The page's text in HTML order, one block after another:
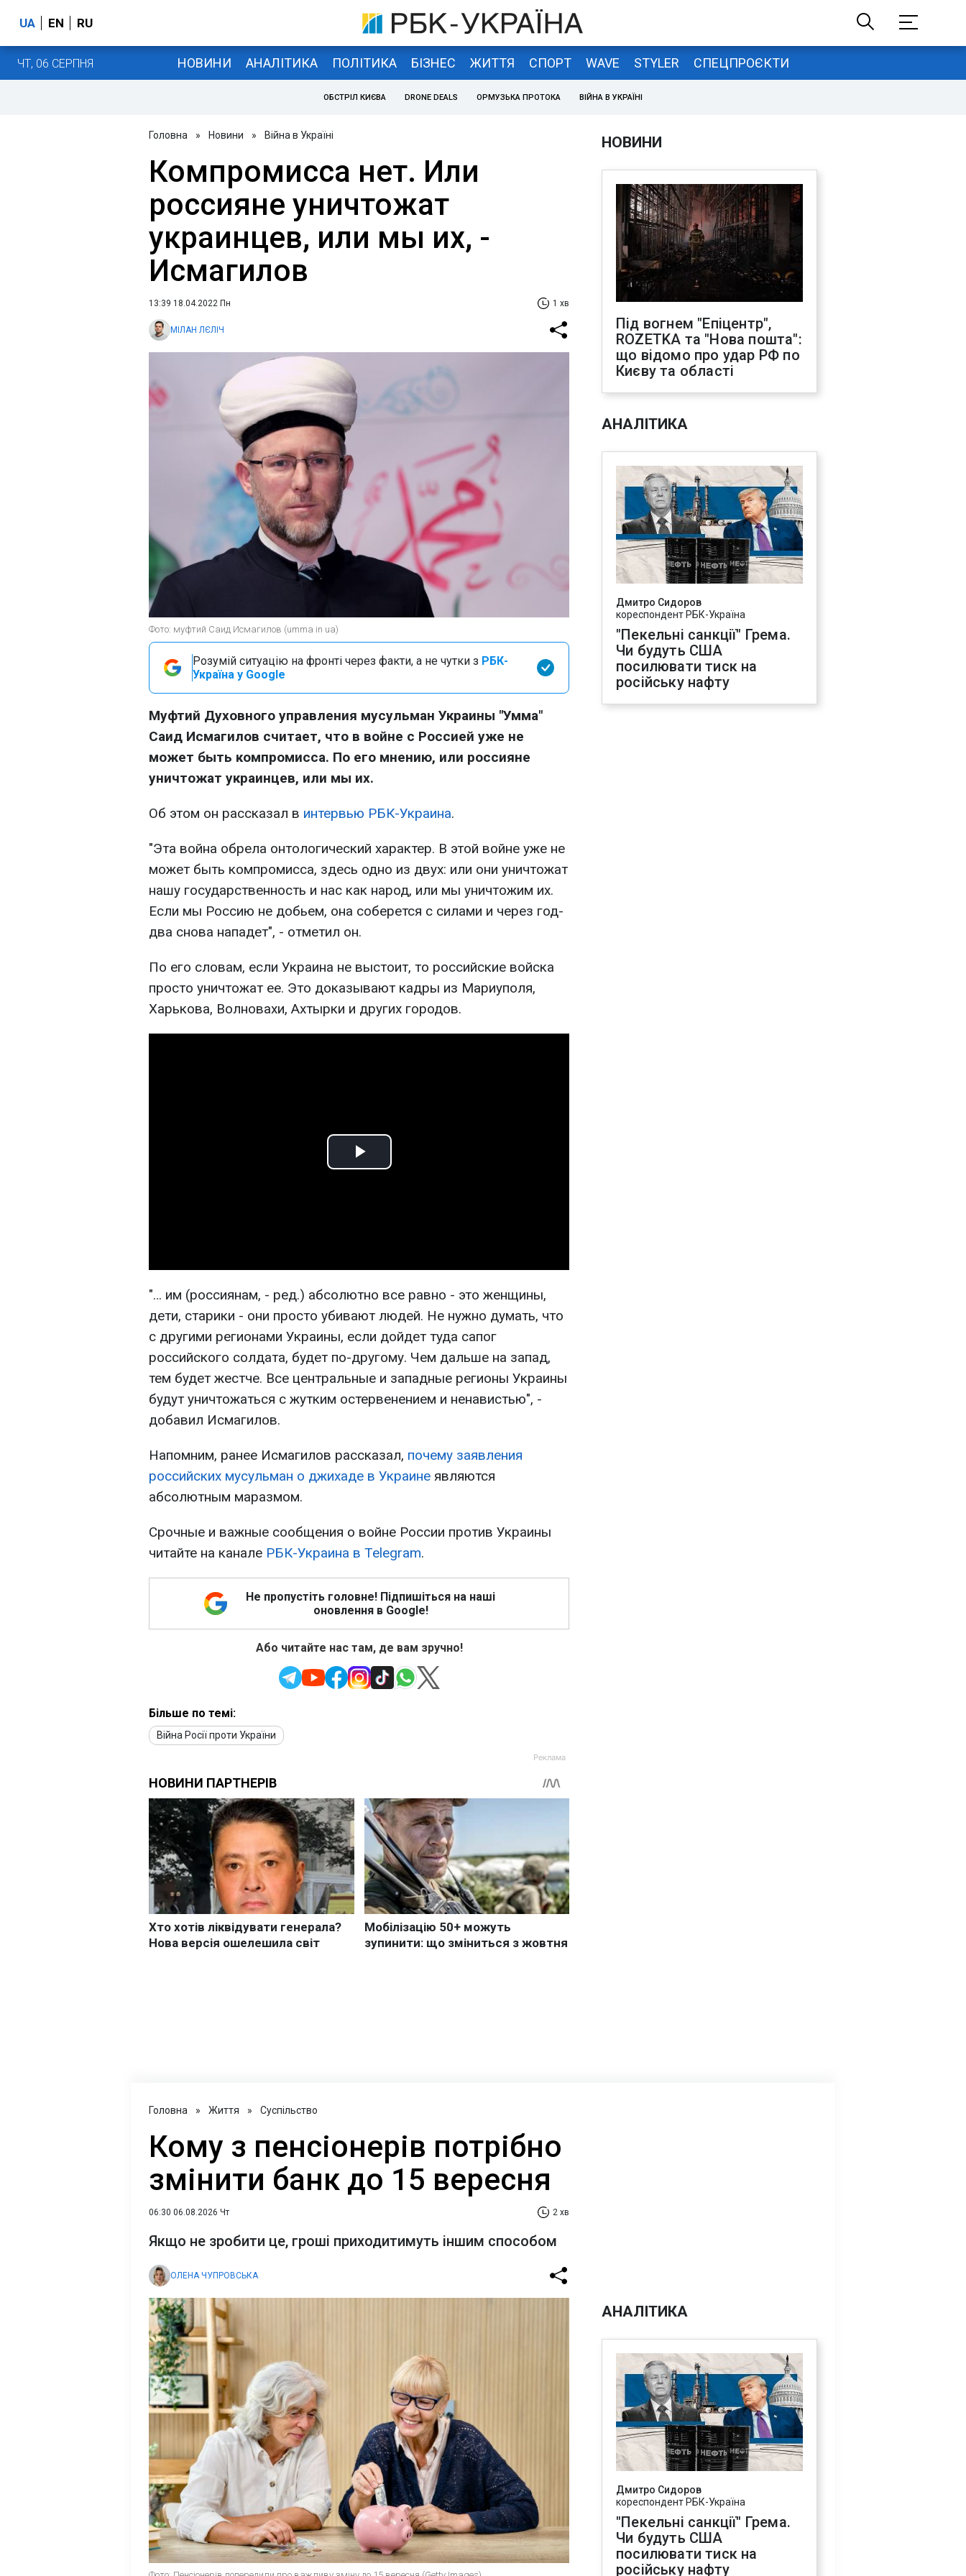
UA EN RU
ЧТ, 06 СЕРПНЯ НОВИНИ АНАЛІТИКА ПОЛІТИКА БІЗНЕС ЖИТТЯ СПОРТ WAVE STYLER СПЕЦПРОЄКТИ
ОБСТРІЛ КИЄВА DRONE DEALS ОРМУЗЬКА ПРОТОКА ВІЙНА В УКРАЇНІ
Головна » Новини » Війна в Україні
Компромисса нет. Или
россияне уничтожат
украинцев, или мы их, -
Исмагилов
13:39 18.04.2022 Пн 1 хв
МІЛАН ЛЄЛІЧ
Фото: муфтий Саид Исмагилов (umma in ua)
Розумій ситуацію на фронті через факти, а не чутки з РБК-
Україна у Google
Муфтий Духовного управления мусульман Украины "Умма"
Саид Исмагилов считает, что в войне с Россией уже не
может быть компромисса. По его мнению, или россияне
уничтожат украинцев, или мы их.
Об этом он рассказал в интервью РБК-Украина.
"Эта война обрела онтологический характер. В этой войне уже не
может быть компромисса, здесь одно из двух: или они уничтожат
нашу государственность и нас как народ, или мы уничтожим их.
Если мы Россию не добьем, она соберется с силами и через год-
два снова нападет", - отметил он.
По его словам, если Украина не выстоит, то российские войска
просто уничтожат ее. Это доказывают кадры из Мариуполя,
Харькова, Волновахи, Ахтырки и других городов.
Play
"… им (россиянам, - ред.) абсолютно все равно - это женщины,
дети, старики - они просто убивают людей. Не нужно думать, что
с другими регионами Украины, если дойдет туда сапог
российского солдата, будет по-другому. Чем дальше на запад,
тем будет жестче. Все центральные и западные регионы Украины
будут уничтожаться с жутким остервенением и ненавистью", -
добавил Исмагилов.
Напомним, ранее Исмагилов рассказал, почему заявления
российских мусульман о джихаде в Украине являются
абсолютным маразмом.
Срочные и важные сообщения о войне России против Украины
читайте на канале РБК-Украина в Telegram.
Не пропустіть головне! Підпишіться на наші
оновлення в Google!
Або читайте нас там, де вам зручно!
Більше по темі:
Війна Росії проти України
НОВИНИ
Під вогнем "Епіцентр",
ROZETKA та "Нова пошта":
що відомо про удар РФ по
Києву та області
АНАЛІТИКА
Дмитро Сидоров
кореспондент РБК-Україна
"Пекельні санкції" Грема.
Чи будуть США
посилювати тиск на
російську нафту
Головна » Життя » Суспільство
Кому з пенсіонерів потрібно
змінити банк до 15 вересня
06:30 06.08.2026 Чт 2 хв
Якщо не зробити це, гроші приходитимуть іншим способом
ОЛЕНА ЧУПРОВСЬКА
АНАЛІТИКА
Дмитро Сидоров
кореспондент РБК-Україна
"Пекельні санкції" Грема.
Чи будуть США
посилювати тиск на
російську нафту